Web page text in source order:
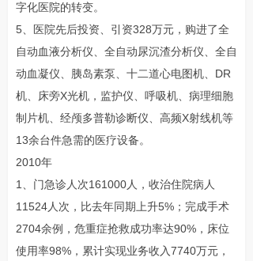
字化医院的转变。
5、医院先后投资、引资328万元，购进了全
自动血液分析仪、全自动尿沉渣分析仪、全自
动血凝仪、胰岛素泵、十二道心电图机、DR
机、床旁X光机，监护仪、呼吸机、病理细胞
制片机、经颅多普勒诊断仪、高频X射线机等
13余台件急需的医疗设备。
2010年
1、门急诊人次161000人，收治住院病人
11524人次，比去年同期上升5%；完成手术
2704余例，危重症抢救成功率达90%，床位
使用率98%，累计实现业务收入7740万元，